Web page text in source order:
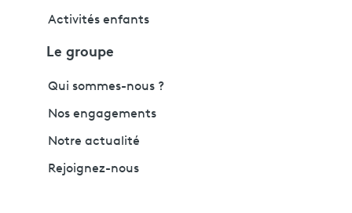
Activités enfants
Le groupe
Qui sommes-nous ?
Nos engagements
Notre actualité
Rejoignez-nous